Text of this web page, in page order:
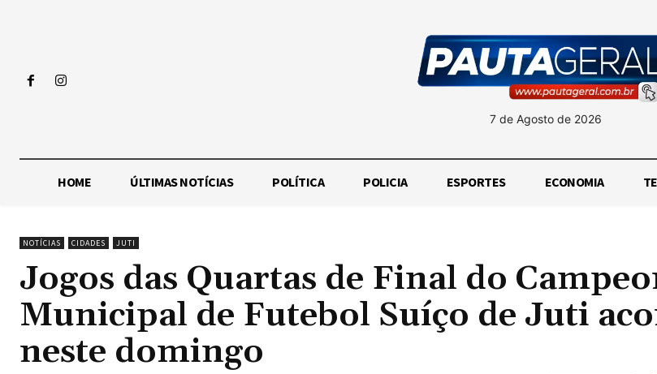
7 de Agosto de 2026
HOME ÚLTIMAS NOTÍCIAS POLÍTICA POLICIA ESPORTES ECONOMIA
NOTÍCIAS CIDADES JUTI
Jogos das Quartas de Final do
Municipal de Futebol Suíço de Juti
neste domingo